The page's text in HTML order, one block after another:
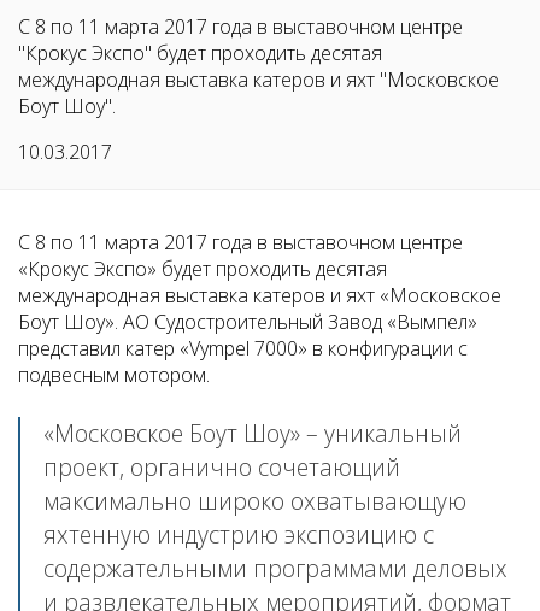
С 8 по 11 марта 2017 года в выставочном центре
"Крокус Экспо" будет проходить десятая
международная выставка катеров и яхт "Московское
Боут Шоу".
10.03.2017
С 8 по 11 марта 2017 года в выставочном центре
«Крокус Экспо» будет проходить десятая
международная выставка катеров и яхт «Московское
Боут Шоу». АО Судостроительный Завод «Вымпел»
представил катер «Vympel 7000» в конфигурации с
подвесным мотором.
«Московское Боут Шоу» – уникальный
проект, органично сочетающий
максимально широко охватывающую
яхтенную индустрию экспозицию с
содержательными программами деловых
и развлекательных мероприятий, формат